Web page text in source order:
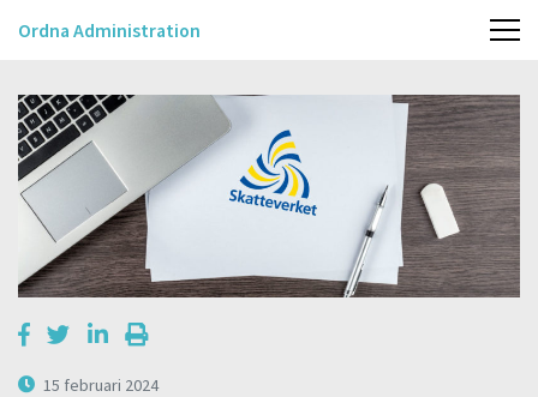
Ordna Administration
15 februari 2024